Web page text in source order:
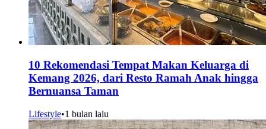
10 Rekomendasi Tempat Makan Keluarga di
Kemang 2026, dari Resto Ramah Anak hingga
Bernuansa Taman
Lifestyle•1 bulan lalu